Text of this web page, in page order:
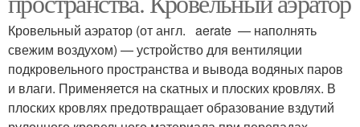
Примыкание к
кровельному аэратору
Аэратор на смеситель
Кровельный аэратор (от англ. aerate — наполнять
свежим воздухом) — устройство для вентиляции
подкровельного пространства и вывода водяных паров
и влаги. Применяется на скатных и плоских кровлях. В
плоских кровлях предотвращает образование вздутий